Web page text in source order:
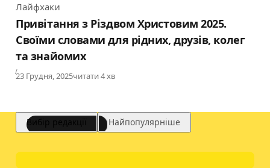
Category
Лайфхаки
Привітання з Різдвом Христовим 2025.
Своїми словами для рідних, друзів, колег
та знайомих
Published
23 Грудня, 2025читати 4 хв
Вибір редакції Найпопулярніше